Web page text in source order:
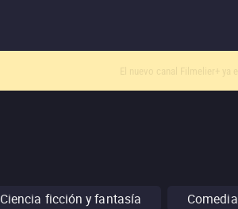
El nuevo canal Filmelier+
Ciencia ficción y fantasía Comedia